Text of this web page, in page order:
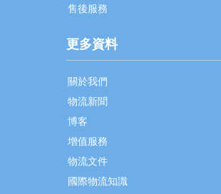
售後服務
更多資料
關於我們
物流新聞
博客
增值服務
物流文件
國際物流知識